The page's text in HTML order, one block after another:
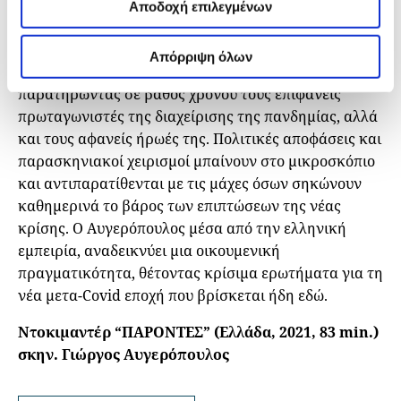
Αποδοχή επιλεγμένων
Απόρριψη όλων
στην Ελλάδα, το iMEdD και η SmallPlanet,
παρουσιάζουν τη νέα ταινία ντοκιμαντέρ του Γιώργου
Αυγερόπουλου με τίτλο «Παρόντες». Η ταινία
ξεδιπλώνεται με φόντο το δημόσιο σύστημα υγείας,
παρατηρώντας σε βάθος χρόνου τους επιφανείς
πρωταγωνιστές της διαχείρισης της πανδημίας, αλλά
και τους αφανείς ήρωές της. Πολιτικές αποφάσεις και
παρασκηνιακοί χειρισμοί μπαίνουν στο μικροσκόπιο
και αντιπαρατίθενται με τις μάχες όσων σηκώνουν
καθημερινά το βάρος των επιπτώσεων της νέας
κρίσης. Ο Αυγερόπουλος μέσα από την ελληνική
εμπειρία, αναδεικνύει μια οικουμενική
πραγματικότητα, θέτοντας κρίσιμα ερωτήματα για τη
νέα μετα-Covid εποχή που βρίσκεται ήδη εδώ.
Ντοκιμαντέρ “ΠΑΡΟΝΤΕΣ” (Ελλάδα, 2021, 83 min.)
σκην. Γιώργος Αυγερόπουλος